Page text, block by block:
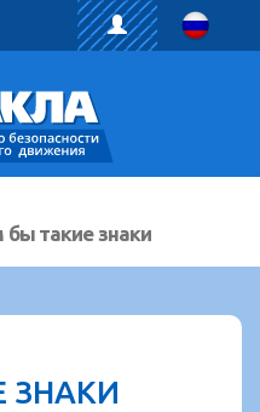
бы такие знаки
ЗНАКИ